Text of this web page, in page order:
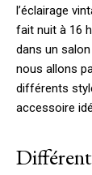
l’éclairage
fait nuit à 16
dans un
nous allons
différents
accessoire